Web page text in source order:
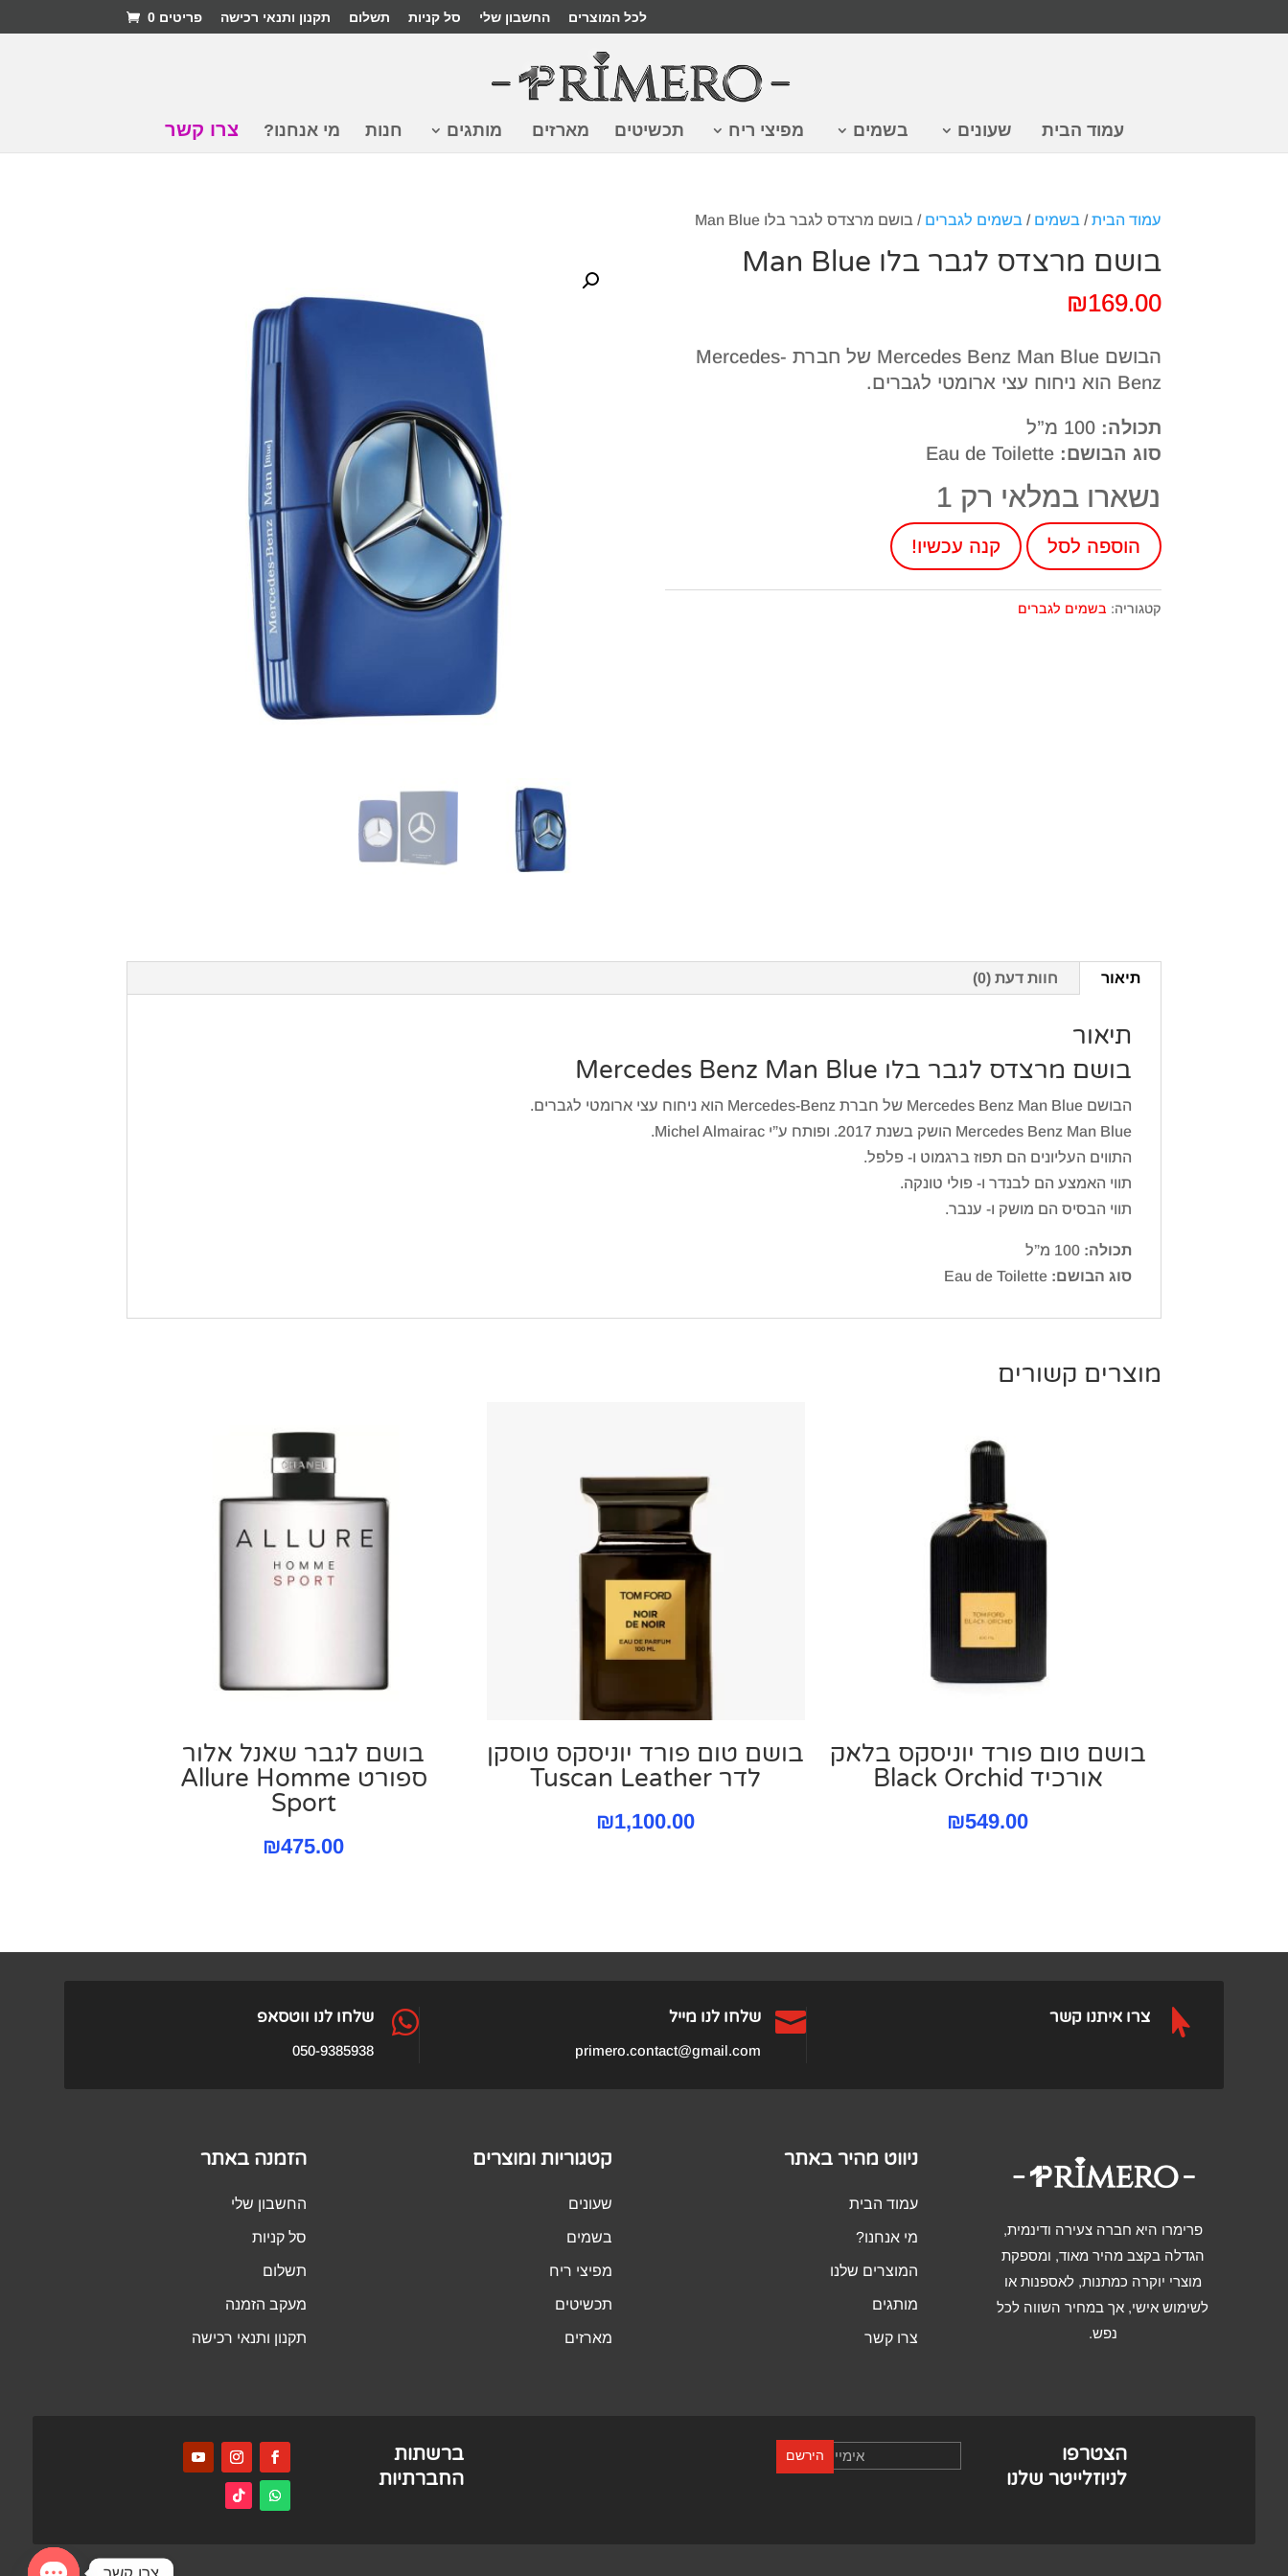
לכל המוצרים החשבון שלי סל קניות תשלום תקנון ותנאי רכישה פריטים 0
עמוד הבית שעונים בשמים מפיצי ריח תכשיטים מארזים מותגים חנות מי אנחנו? צרו קשר
עמוד הבית/ בשמים / בשמים לגברים / בושם מרצדס לגבר בלו Man Blue
בושם מרצדס לגבר בלו Man Blue
₪169.00
הבושם Mercedes Benz Man Blue של חברת Mercedes-
Benz הוא ניחוח עצי ארומטי לגברים.
תכולה: 100 מ”ל
סוג הבושם:
נשארו במלאי רק 1
כמות
של
בושם
מרצדס
הוספה לסל קנה עכשיו!
קטגוריה: בשמים לגברים
תיאור חוות דעת (0)
תיאור
בושם מרצדס לגבר בלו Mercedes Benz Man Blue
הבושם Mercedes Benz Man Blue של חברת Mercedes-Benz הוא ניחוח עצי ארומטי לגברים.
Mercedes Benz Man Blue הושק בשנת 2017. ופותח ע”י Michel Almairac.
התווים העליונים הם תפוז ברגמוט ו- פלפל.
תווי האמצע הם לבנדר ו- פולי טונקה.
תווי הבסיס הם מושק ו- ענבר.
תכולה: 100 מ”ל
סוג הבושם:
מוצרים קשורים
בושם טום פורד יוניסקס בלאק
אורכיד Black Orchid
₪549.00
בושם טום פורד יוניסקס טוסקן
לדר Tuscan Leather
₪1,100.00
בושם לגבר שאנל אלור
ספורט Allure Homme
Sport
₪475.00
 שלחו לנו ווטסאפ
050-9385938
 שלחו לנו מייל
primero.contact@gmail.com
 צרו איתנו קשר
הזמנה באתר
החשבון שלי
סל קניות
תשלום
מעקב הזמנה
תקנון ותנאי רכישה
קטגוריות ומוצרים
שעונים
בשמים
מפיצי ריח
תכשיטים
מארזים
ניווט מהיר באתר
עמוד הבית
מי אנחנו?
המוצרים שלנו
מותגים
צרו קשר
פרימרו היא חברה צעירה ודינמית,
הגדלה בקצב מהיר מאוד, ומספקת
מוצרי יוקרה כמתנות, לאספנות או
לשימוש אישי, אך במחיר השווה לכל
נפש.
ברשתות
החברתיות
הירשם
הצטרפו
לניוזלייטר שלנו